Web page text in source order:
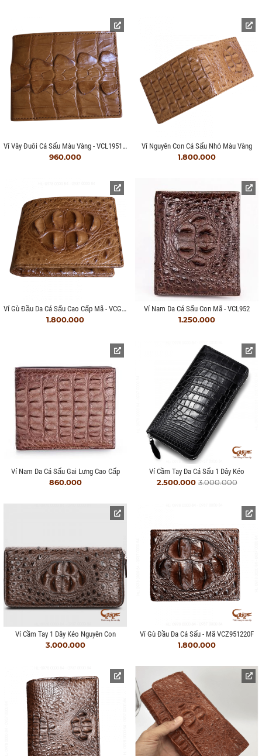
Ví Vây Đuôi Cá Sấu Màu Vàng - VCL195124
960.000
Ví Nguyên Con Cá Sấu Nhỏ Màu Vàng
1.800.000
Ví Gù Đầu Da Cá Sấu Cao Cấp Mã - VCG954F
1.800.000
Ví Nam Da Cá Sấu Con Mã - VCL952
1.250.000
Ví Nam Da Cá Sấu Gai Lưng Cao Cấp
860.000
Ví Cầm Tay Da Cá Sấu 1 Dây Kéo
2.500.0003.000.000
Ví Cầm Tay 1 Dây Kéo Nguyên Con
3.000.000
Ví Gù Đầu Da Cá Sấu - Mã VCZ951220F
1.800.000